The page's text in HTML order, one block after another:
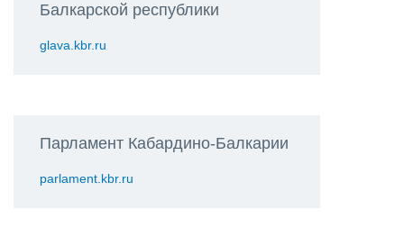
Балкарской республики
glava.kbr.ru
Парламент Кабардино-Балкарии
parlament.kbr.ru